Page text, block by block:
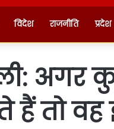
विदेश राजनीति प्रदेश
अगर
हैं तो